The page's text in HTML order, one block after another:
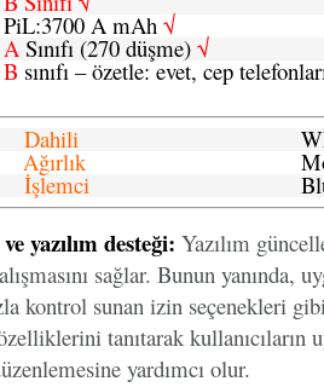
PiL:3700 A mAh √
ASınıfı (270 düşme) √
B sınıfı – özetle: evet, cep
Dahili
Ağırlık
İşlemci
yazılım desteği: Yazılım
sağlar. Bunun yanında,
kontrol sunan izin seçenekleri
tanıtarak kullanıcıların
yardımcı olur.